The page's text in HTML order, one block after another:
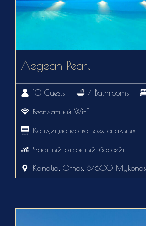
Aegean Pearl
10 Guests 4 Bathrooms
Бесплатный Wi-Fi
Кондиционер во всех спальнях
Частный открытый бассейн
Kanalia, Ornos, 84600 Mykonos